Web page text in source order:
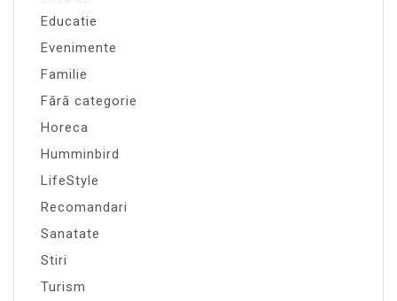
Educatie
Evenimente
Familie
Fără categorie
Horeca
Humminbird
LifeStyle
Recomandari
Sanatate
Stiri
Turism